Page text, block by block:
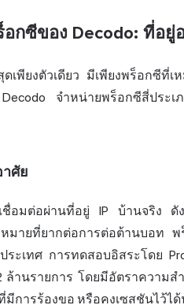
อกซีของ Decodo: ที่อ
เพียงตัวเดียว มีเพียงพร็อกซีที่เ
จำหน่ายพร็อกซีสี่ประเ
ศัย
ชื่อมต่อผ่านที่อยู่ IP บ้านจริง ดั
หมายที่ยากต่อการต่อต้านบอ
ระเทศ การทดสอบอิสระโดย
ล้านรายการ โดยมีอัตราความสำ
มีการร้องขอ หรือคงเซสชันไว้